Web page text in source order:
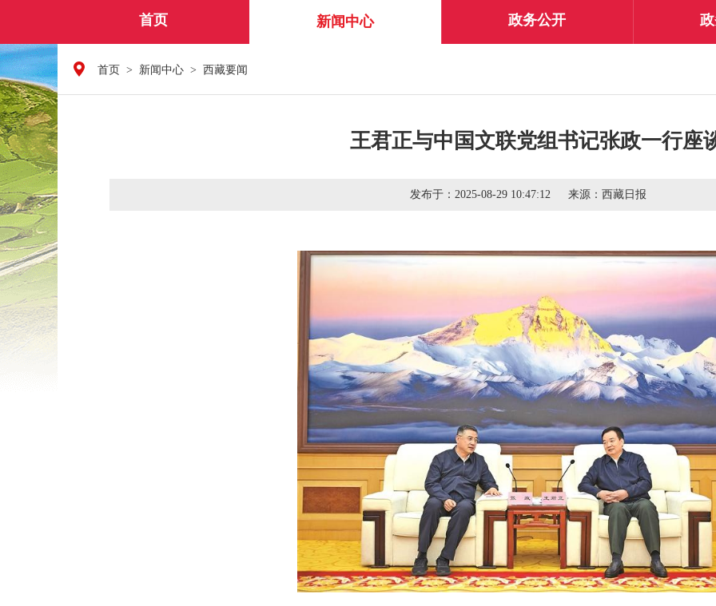
首页 新闻中心 政务公开
首页 > 新闻中心 > 西藏要闻
王君正与中国文联党组书记张政一行座
发布于： 2025-08-29 10:47:12 来源： 西藏日报